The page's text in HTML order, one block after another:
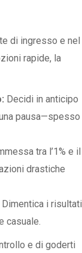
di ingresso e nel
rapide, la
Decidi in anticipo
pausa—spesso
tra l’1% e il
drastiche
Dimentica i risultati
casuale.
e di goderti